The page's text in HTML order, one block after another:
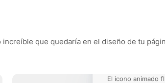
que quedaría en el diseño de tu
El icono animado